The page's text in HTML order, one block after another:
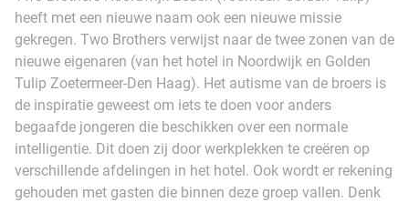
heeft met een nieuwe naam ook een nieuwe missie
gekregen. Two Brothers verwijst naar de twee zonen van de
nieuwe eigenaren (van het hotel in Noordwijk en Golden
Tulip Zoetermeer-Den Haag). Het autisme van de broers is
de inspiratie geweest om iets te doen voor anders
begaafde jongeren die beschikken over een normale
intelligentie. Dit doen zij door werkplekken te creëren op
verschillende afdelingen in het hotel. Ook wordt er rekening
gehouden met gasten die binnen deze groep vallen. Denk